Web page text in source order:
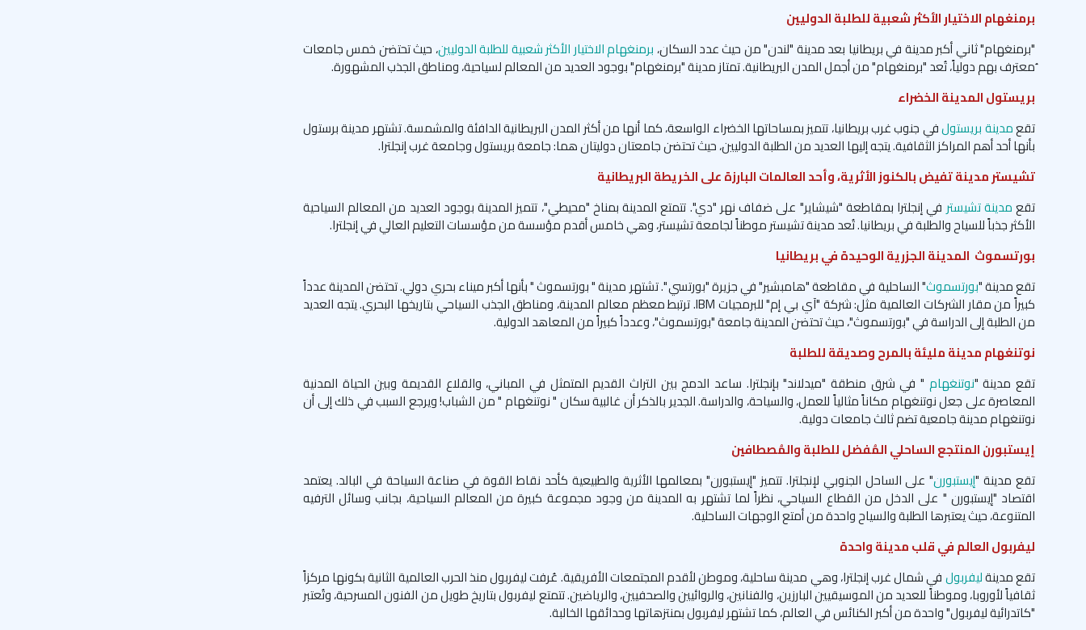
برمنغهام الاختيار الأكثر شعبية للطلبة الدوليين
"برمنغهام" ثاني أكبر مدينة في بريطانيا بعد مدينة "لندن" من حيث عدد السكان، برمنغهام الاختيار الأكثر شعبية للطلبة الدوليين، حيث تحتضن خمس جامعات
ُمعترف بهم دولياً، تُعد "برمنغهام" من أجمل المدن البريطانية. تمتاز مدينة "برمنغهام" بوجود العديد من المعالم لسياحية، ومناطق الجذب المشهورة.
بريستول المدينة الخضراء
تقعمدينة بريستولفي جنوب غرب بريطانيا، تتميز بمساحاتها الخضراء الواسعة، كما أنها من أكثر المدن البريطانية الدافئة والمشمسة. تشتهر مدينة برستول
بأنها أحد أهم المراكز الثقافية. يتجه إليها العديد من الطلبة الدوليين، حيث تحتضن جامعتان دوليتان هما: جامعة بريستول وجامعة غرب إنجلترا.
تشيستر مدينة تفيض بالكنوز الأثرية، وأحد العالمات البارزة على الخريطة البريطانية
تقعمدينة تشيسترفي إنجلترا بمقاطعة "شيشاير" على ضفاف نهر "دي". تتمتع المدينة بمناخ "محيطي"، تتميز المدينة بوجود العديد من المعالم السياحية
الأكثر جذباً للسياح والطلبة في بريطانيا. تُعد مدينة تشيستر موطناً لجامعة تشيستر، وهي خامس أقدم مؤسسة من مؤسسات التعليم العالي في إنجلترا.
بورتسموث المدينة الجزرية الوحيدة في بريطانيا
تقع مدينة "بورتسموث" الساحلية في مقاطعة "هامبشير" في جزيرة "بورتسي ". تشتهر مدينة " بورتسموث " بأنها أكبر ميناء بحري دولي. تحتضن المدينة عدداً
كبيراً من مقار الشركات العالمية مثل: شركة "آي بي إم" للبرمجيات IBM. ترتبط معظم معالم المدينة، ومناطق الجذب السياحي بتاريخها البحري. يتجه العديد
من الطلبة إلى الدراسة في "بورتسموث"، حيث تحتضن المدينة جامعة "بورتسموث"، وعدداً كبيراً من المعاهد الدولية.
نوتنغهام مدينة مليئة بالمرح وصديقة للطلبة
تقع مدينة "نوتنغهام " في شرق منطقة "ميدلاند" بإنجلترا. ساعد الدمج بين التراث القديم المتمثل في المباني، والقلاع القديمة وبين الحياة المدنية
المعاصرة على جعل نوتنغهام مكاناً مثالياً للعمل، والسياحة، والدراسة. الجدير بالذكر أن غالبية سكان " نوتنغهام " من الشباب! ويرجع السبب في ذلك إلى أن
نوتنغهام مدينة جامعية تضم ثالث جامعات دولية.
إيستبورن المنتجع الساحلي المُفضل للطلبة والمُصطافين
تقع مدينة "إيستبورن" على الساحل الجنوبي لإنجلترا. تتميز "إيستبورن" بمعالمها الأثرية والطبيعية كأحد نقاط القوة في صناعة السياحة في البالد. يعتمد
اقتصاد "إيستبورن " على الدخل من القطاع السياحي، نظراً لما تشتهر به المدينة من وجود مجموعة كبيرة من المعالم السياحية، بجانب وسائل الترفيه
المتنوعة، حيث يعتبرها الطلبة والسياح واحدة من أمتع الوجهات الساحلية.
ليفربول العالم في قلب مدينة واحدة
تقع مدينةليفربولفي شمال غرب إنجلترا، وهي مدينة ساحلية، وموطن لأقدم المجتمعات الأفريقية. عُرفت ليفربول منذ الحرب العالمية الثانية بكونها مركزاً
ثقافياً لأوروبا، وموطناً للعديد من الموسيقيين البارزين، والفنانين، والروائيين والصحفيين، والرياضين. تتمتع ليفربول بتاريخ طويل من الفنون المسرحية، وتُعتبر
"كاتدرائية ليفربول" واحدة من أكبر الكنائس في العالم، كما تشتهر ليفربول بمنتزهاتها وحدائقها الخالبة.